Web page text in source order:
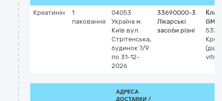
Креатинін
1
паковання
04053
Україна м.
Київ вул.
Стрітенська,
будинок 7/9
по 31-12-
2026
33690000-3
Лікарські
засоби різні
АДРЕСА
ДОСТАВКИ /